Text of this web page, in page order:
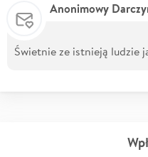
Anonimowy
Świetnie ze istnieją ludzie